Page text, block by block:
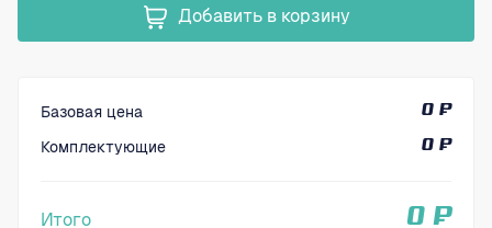
Добавить в корзину
Базовая цена
0 ₽
Комплектующие
0 ₽
Итого 0 ₽